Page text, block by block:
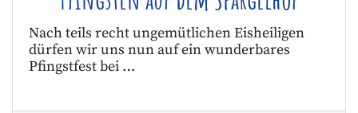
Nach teils recht ungemütlichen Eisheiligen
dürfen wir uns nun auf ein wunderbares
Pfingstfest bei …